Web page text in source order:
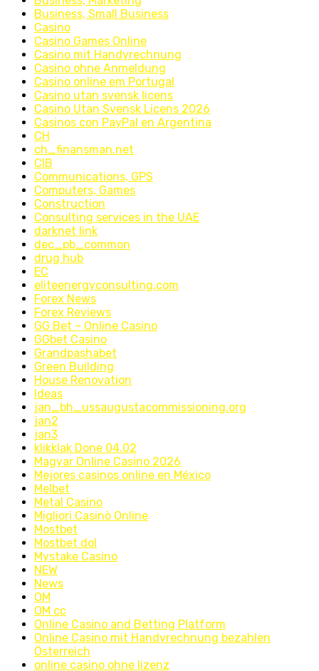
Business, Small Business
Casino
Casino Games Online
Casino mit Handyrechnung
Casino ohne Anmeldung
Casino online em Portugal
Casino utan svensk licens
Casino Utan Svensk Licens 2026
Casinos con PayPal en Argentina
CH
ch_finansman.net
CIB
Communications, GPS
Computers, Games
Construction
Consulting services in the UAE
darknet link
dec_pb_common
drug hub
EC
eliteenergyconsulting.com
Forex News
Forex Reviews
GG Bet – Online Casino
GGbet Casino
Grandpashabet
Green Building
House Renovation
Ideas
jan_bh_ussaugustacommissioning.org
jan2
jan3
klikklak Done 04.02
Magyar Online Casino 2026
Mejores casinos online en México
Melbet
Metal Casino
Migliori Casinò Online
Mostbet
Mostbet dol
Mystake Casino
NEW
News
OM
OM cc
Online Casino and Betting Platform
Online Casino mit Handyrechnung bezahlen
Österreich
online casino ohne lizenz